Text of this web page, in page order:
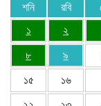
শনি রবি
১
২
৮ ৯
১৫ ১৬